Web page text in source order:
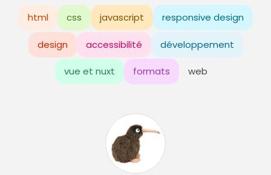
html css javascript responsive design
design accessibilité développement
vue et nuxt formats web